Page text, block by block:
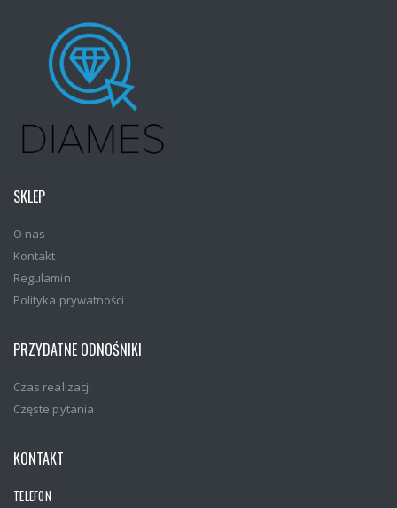
SKLEP
O nas
Kontakt
Regulamin
Polityka prywatności
PRZYDATNE ODNOŚNIKI
Czas realizacji
Częste pytania
KONTAKT
TELEFON